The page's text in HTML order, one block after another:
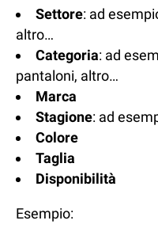
Settore: ad
altro…
Categoria: ad
pantaloni, altro…
Marca
Stagione: ad
Colore
Taglia
Disponibilità
Esempio: